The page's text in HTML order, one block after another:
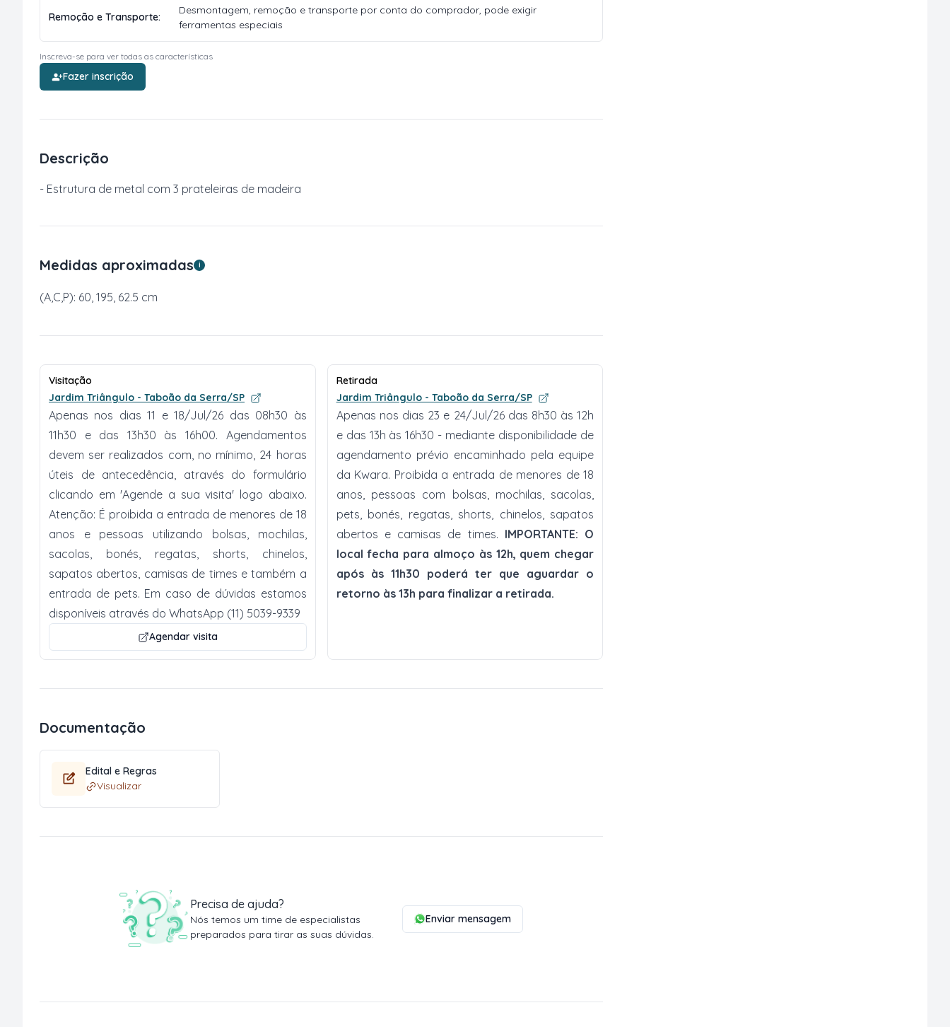
Remoção e Transporte:
Desmontagem, remoção e transporte por conta do comprador, pode exigir
ferramentas especiais
Inscreva-se para ver todas as características
Fazer inscrição
Descrição
- Estrutura de metal com 3 prateleiras de madeira
Medidas aproximadas i
(A,C,P): 60, 195, 62.5 cm
Visitação
Jardim Triângulo - Taboão da Serra/SP
Apenas nos dias 11 e 18/Jul/26 das 08h30 às
11h30 e das 13h30 às 16h00. Agendamentos
devem ser realizados com, no mínimo, 24 horas
úteis de antecedência, através do formulário
clicando em 'Agende a sua visita' logo abaixo.
Atenção: É proibida a entrada de menores de 18
anos e pessoas utilizando bolsas, mochilas,
sacolas, bonés, regatas, shorts, chinelos,
sapatos abertos, camisas de times e também a
entrada de pets. Em caso de dúvidas estamos
disponíveis através do WhatsApp (11) 5039-9339
Agendar visita
Retirada
Jardim Triângulo - Taboão da Serra/SP
Apenas nos dias 23 e 24/Jul/26 das 8h30 às 12h
e das 13h às 16h30 - mediante disponibilidade de
agendamento prévio encaminhado pela equipe
da Kwara. Proibida a entrada de menores de 18
anos, pessoas com bolsas, mochilas, sacolas,
pets, bonés, regatas, shorts, chinelos, sapatos
abertos e camisas de times. IMPORTANTE: O
local fecha para almoço às 12h, quem chegar
após às 11h30 poderá ter que aguardar o
retorno às 13h para finalizar a retirada.
Documentação
Edital e Regras
Visualizar
Precisa de ajuda?
Nós temos um time de especialistas
preparados para tirar as suas dúvidas.
Enviar mensagem